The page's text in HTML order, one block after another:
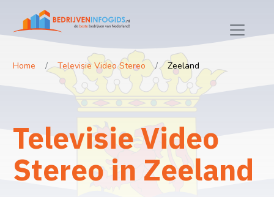
Home Televisie Video Stereo Zeeland
Televisie Video
Stereo in Zeeland